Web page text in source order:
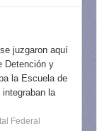
juzgaron aquí
Detención y
la Escuela de
la
Federal